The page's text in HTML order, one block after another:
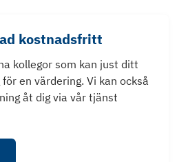
kostnadsfritt
kollegor som kan just ditt
en värdering. Vi kan också
åt dig via vår tjänst